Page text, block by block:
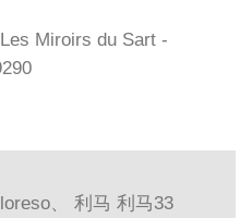
Miroirs du Sart -
、 利马 利马33